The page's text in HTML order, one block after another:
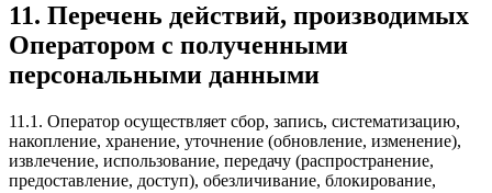
11. Перечень действий, производимых
Оператором с полученными
персональными данными
11.1. Оператор осуществляет сбор, запись, систематизацию,
накопление, хранение, уточнение (обновление, изменение),
извлечение, использование, передачу (распространение,
предоставление, доступ), обезличивание, блокирование,